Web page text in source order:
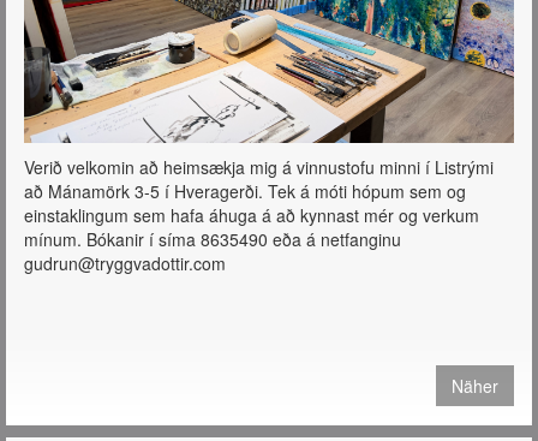
Verið velkomin að heimsækja mig á vinnustofu minni í Listrými
að Mánamörk 3-5 í Hveragerði. Tek á móti hópum sem og
einstaklingum sem hafa áhuga á að kynnast mér og verkum
mínum. Bókanir í síma 8635490 eða á netfanginu
gudrun@tryggvadottir.com
Näher